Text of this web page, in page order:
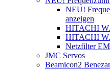
NEU!
anzeigen
HITACHI
HITACHI
Netzfilter
JMC Servos
Beamicon2